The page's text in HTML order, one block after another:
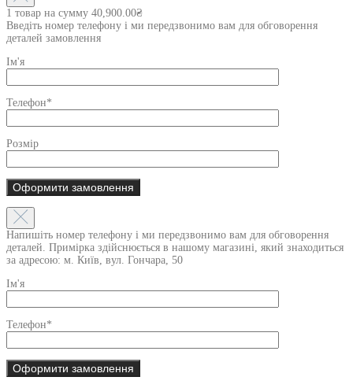
1 товар на сумму 40,900.00₴
Введіть номер телефону і ми передзвонимо вам для обговорення
деталей замовлення
Ім'я
Телефон*
Розмір
Напишіть номер телефону і ми передзвонимо вам для обговорення
деталей. Примірка здійснюється в нашому магазині, який знаходиться
за адресою: м. Київ, вул. Гончара, 50
Ім'я
Телефон*